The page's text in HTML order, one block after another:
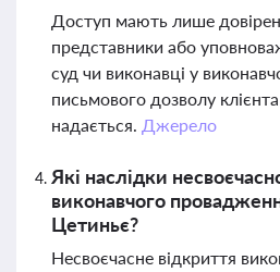
Доступ мають лише
представники або
суд чи виконавці у
письмового дозволу
надається. Джерело
Які наслідки
виконавчого
Цетиньє?
Несвоєчасне відкриття